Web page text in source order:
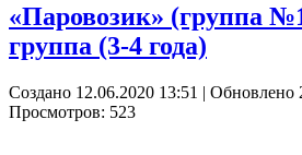
«Паровозик» (группа
группа (3-4 года)
Создано 12.06.2020 13:51 | Обновлено
Просмотров: 523